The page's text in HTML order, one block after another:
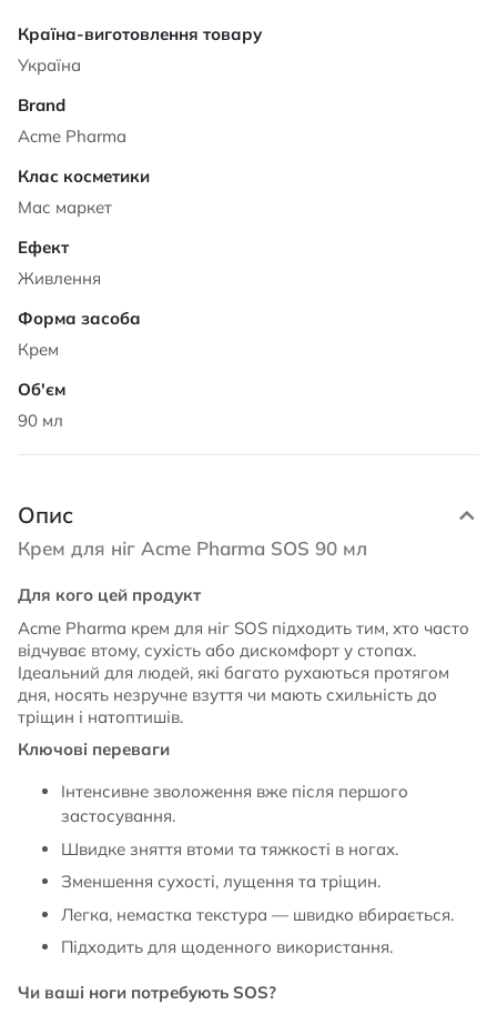
Характеристики
Україна
Acme Pharma
Мас маркет
Живлення
Крем
90 мл
Опис
Крем для ніг Acme Pharma SOS 90 мл
Для кого цей продукт
Acme Pharma крем для ніг SOS підходить тим, хто часто
відчуває втому, сухість або дискомфорт у стопах.
Ідеальний для людей, які багато рухаються протягом
дня, носять незручне взуття чи мають схильність до
тріщин і натоптишів.
Ключові переваги
Інтенсивне зволоження вже після першого
застосування.
Швидке зняття втоми та тяжкості в ногах.
Зменшення сухості, лущення та тріщин.
Легка, немастка текстура — швидко вбирається.
Підходить для щоденного використання.
Чи ваші ноги потребують SOS?